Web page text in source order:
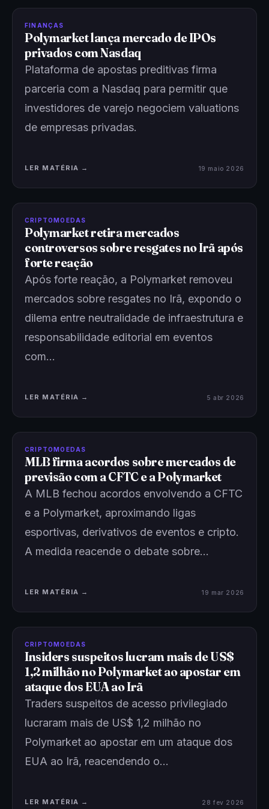
FINANÇAS
Polymarket lança mercado de IPOs
privados com Nasdaq
Plataforma de apostas preditivas firma
parceria com a Nasdaq para permitir que
investidores de varejo negociem valuations
de empresas privadas.
LER MATÉRIA → 19 maio 2026
CRIPTOMOEDAS
Polymarket retira mercados
controversos sobre resgates no Irã após
forte reação
Após forte reação, a Polymarket removeu
mercados sobre resgates no Irã, expondo o
dilema entre neutralidade de infraestrutura e
responsabilidade editorial em eventos
com…
LER MATÉRIA → 5 abr 2026
CRIPTOMOEDAS
MLB firma acordos sobre mercados de
previsão com a CFTC e a Polymarket
A MLB fechou acordos envolvendo a CFTC
e a Polymarket, aproximando ligas
esportivas, derivativos de eventos e cripto.
A medida reacende o debate sobre…
LER MATÉRIA → 19 mar 2026
CRIPTOMOEDAS
Insiders suspeitos lucram mais de US$
1,2 milhão no Polymarket ao apostar em
ataque dos EUA ao Irã
Traders suspeitos de acesso privilegiado
lucraram mais de US$ 1,2 milhão no
Polymarket ao apostar em um ataque dos
EUA ao Irã, reacendendo o…
LER MATÉRIA → 28 fev 2026